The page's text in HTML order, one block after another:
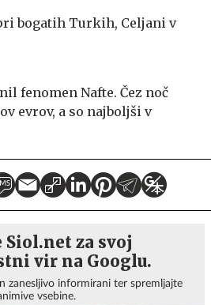
bogatih Turkih, Celjani v
fenomen Nafte. Čez noč
evrov, a so najboljši v
za svoj
vir na Googlu.
zanesljivo informirani ter spremljajte
vsebine.